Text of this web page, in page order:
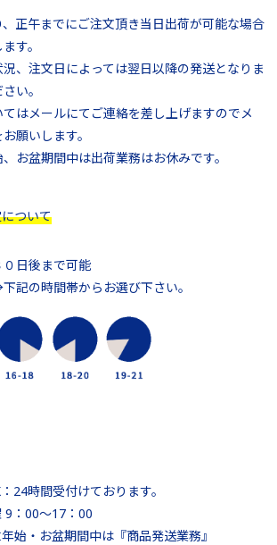
正午までにご注文頂き当日出荷が可能な場合
す。
、注文日によっては翌日以降の発送となりま
い。
はメールにてご連絡を差し上げますのでメ
願いします。
お盆期間中は出荷業務はお休みです。
ついて
日後まで可能
記の時間帯からお選び下さい。
24時間受付けております。
9：00～17：00
始・お盆期間中は『商品発送業務』